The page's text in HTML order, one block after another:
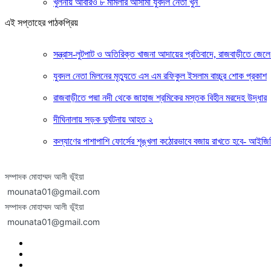
এই সপ্তাহের পাঠকপ্রিয়
সন্ত্রাস-লুটপাট ও অতিরিক্ত খাজনা আদায়ের প্রতিবাদে, রাজবাড়ীতে
যুবদল নেতা মিলনের মৃত্যুতে এস এম রফিকুল ইসলাম বাচ্চুর শোক প্রকাশ
রাজবাড়ীতে পদ্মা নদী থেকে জাহাজ শ্রমিকের মস্তক বিহীন মরদেহ উদ্ধার
দীঘিনালায় সড়ক দুর্ঘটনায় আহত ২
কল্যাণের পাশাপাশি ফোর্সের শৃঙ্খলা কঠোরভাবে বজায় রাখতে হবে-
সম্পাদক মোহাম্মদ আলী ভূঁইয়া
mounata01@gmail.com
সম্পাদক মোহাম্মদ আলী ভূঁইয়া
mounata01@gmail.com